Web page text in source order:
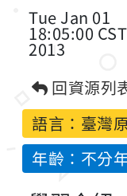
Tue Jan 01
18:05:00 CST
2013
回資源列
語言： 臺灣
年齡：不分